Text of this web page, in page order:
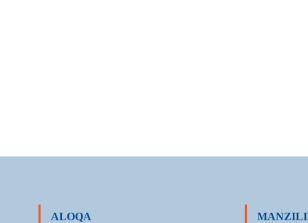
ALOQA